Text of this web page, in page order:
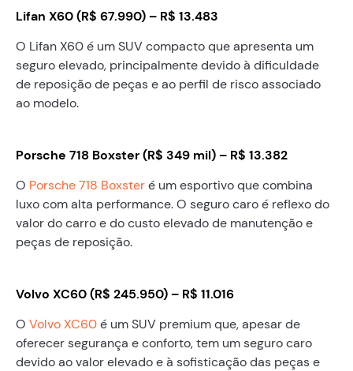
Lifan X60 (R$ 67.990) – R$ 13.483
O Lifan X60 é um SUV compacto que apresenta um
seguro elevado, principalmente devido à dificuldade
de reposição de peças e ao perfil de risco associado
ao modelo.
Porsche 718 Boxster (R$ 349 mil) – R$ 13.382
O Porsche 718 Boxsteré um esportivo que combina
luxo com alta performance. O seguro caro é reflexo do
valor do carro e do custo elevado de manutenção e
peças de reposição.
Volvo XC60 (R$ 245.950) – R$ 11.016
O Volvo XC60é um SUV premium que, apesar de
oferecer segurança e conforto, tem um seguro caro
devido ao valor elevado e à sofisticação das peças e